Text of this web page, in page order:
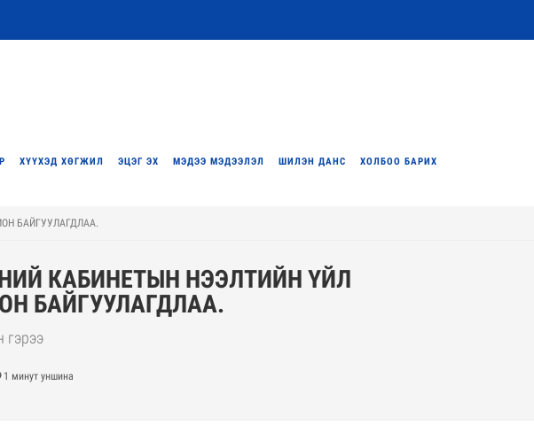
ХҮҮХЭД ХӨГЖИЛ ЭЦЭГ ЭХ МЭДЭЭ МЭДЭЭЛЭЛ ШИЛЭН ДАНС ХОЛБОО БАРИХ
БАЙГУУЛАГДЛАА.
КАБИНЕТЫН НЭЭЛТИЙН ҮЙЛ
БАЙГУУЛАГДЛАА.
гэрээ
1 минут уншина